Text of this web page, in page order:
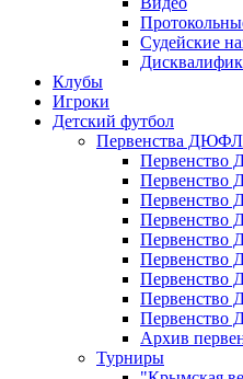
Судейские
Клубы
Игроки
Детский футбол
Первенства ДЮФЛ
Первенство
Первенство
Первенство
Первенство
Первенство
Первенство
Первенство
Первенство
Первенство
Архив
Турниры